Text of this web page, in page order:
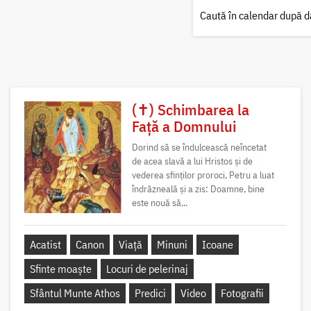
Caută în calendar după
(✝) Schimbarea la
Față a Domnului
Dorind să se îndulcească neîncetat
de acea slavă a lui Hristos și de
vederea sfinților proroci, Petru a luat
îndrăzneală și a zis: Doamne, bine
este nouă să...
Acatist Canon Viață Minuni
Icoane
Sfinte moaște
Locuri de pelerinaj
Sfântul Munte Athos
Predici Video Fotografii